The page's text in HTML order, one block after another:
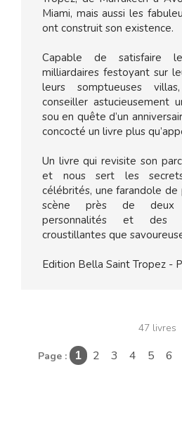
Miami, mais aussi les
ont construit son existence.
Capable de satisfaire
milliardaires festoyant sur
leurs somptueuses
conseiller astucieusement
sou en quête d’un
concocté un livre plus
Un livre qui revisite son
et nous sert les
célébrités, une farandole
scène près de deux
personnalités et des
croustillantes que
Edition Bella Saint Tropez -
47 livres
Page : 1 2 3 4 5 6